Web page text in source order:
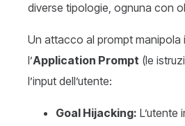
diverse tipologie, ognuna con
Un attacco al prompt manipola
l’Application Prompt (le
l’input dell’utente:
Goal Hijacking: L’utente